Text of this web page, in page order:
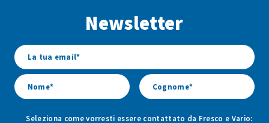
di
di
di
Newsletter
Seleziona come vorresti essere contattato da Fresco e Vario: